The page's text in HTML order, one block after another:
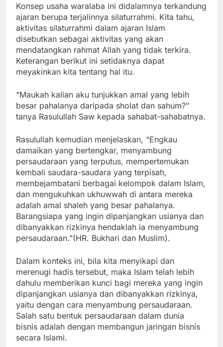
Konsep usaha waralaba ini didalamnya terkandung
ajaran berupa terjalinnya silaturrahmi. Kita tahu,
aktivitas silaturrahmi dalam ajaran Islam
disebutkan sebagai aktivitas yang akan
mendatangkan rahmat Allah yang tidak terkira.
Keterangan berikut ini setidaknya dapat
meyakinkan kita tentang hal itu.
“Maukah kalian aku tunjukkan amal yang lebih
besar pahalanya daripada sholat dan sahum?”
tanya Rasulullah Saw kepada sahabat-sahabatnya.
Rasulullah kemudian menjelaskan, “Engkau
damaikan yang bertengkar, menyambung
persaudaraan yang terputus, mempertemukan
kembali saudara-saudara yang terpisah,
membejambatani berbagai kelompok dalam Islam,
dan mengukuhkan ukhuwwah di antara mereka
adalah amal shaleh yang besar pahalanya.
Barangsiapa yang ingin dipanjangkan usianya dan
dibanyakkan rizkinya hendaklah ia menyambung
persaudaraan.”(HR. Bukhari dan Muslim).
Dalam konteks ini, bila kita menyikapi dan
merenugi hadis tersebut, maka Islam telah lebih
dahulu memberikan kunci bagi mereka yang ingin
dipanjangkan usianya dan dibanyakkan rizkinya,
yaitu dengan cara menyambung persaudaraan.
Salah satu bentuk persaudaraan dalam dunia
bisnis adalah dengan membangun jaringan bisnis
secara Islami.